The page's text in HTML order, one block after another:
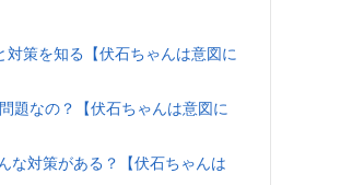
策を知る【伏石ちゃんは意図に
題なの？【伏石ちゃんは意図に
な対策がある？【伏石ちゃんは